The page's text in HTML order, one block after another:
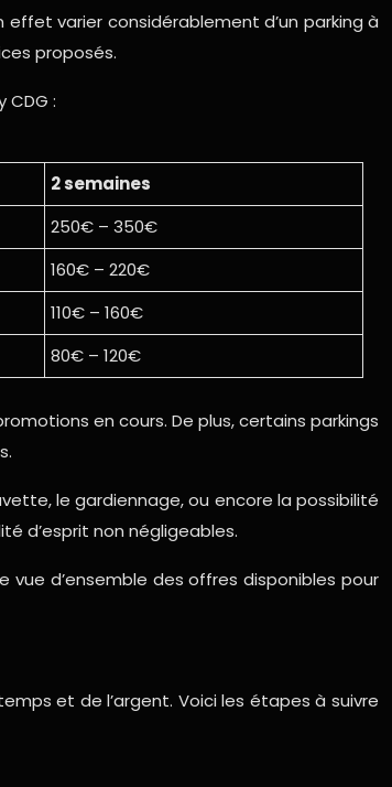
varier considérablement d’un parking à
proposés.
:
2 semaines
250€ – 350€
160€ – 220€
110€ – 160€
80€ – 120€
en cours. De plus, certains parkings
le gardiennage, ou encore la possibilité
d’esprit non négligeables.
vue d’ensemble des offres disponibles pour
et de l’argent. Voici les étapes à suivre